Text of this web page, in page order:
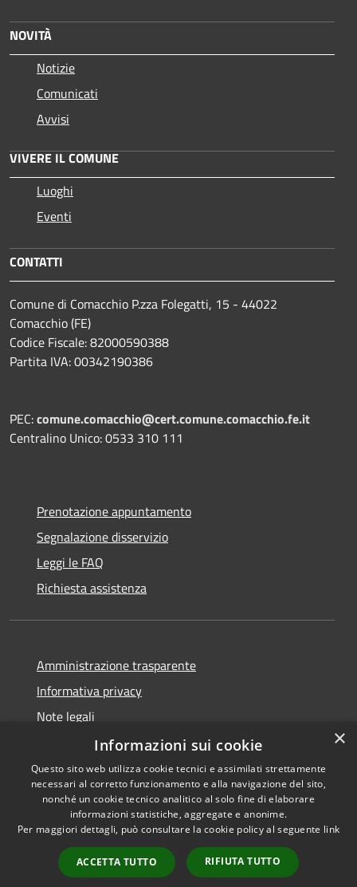
NOVITÀ
Notizie
Comunicati
Avvisi
VIVERE IL COMUNE
Luoghi
Eventi
CONTATTI
Comune di Comacchio P.zza Folegatti, 15 - 44022
Comacchio (FE)
Codice Fiscale: 82000590388
Partita IVA: 00342190386
PEC:comune.comacchio@cert.comune.comacchio.fe.it
Centralino Unico: 0533 310 111
Prenotazione appuntamento
Segnalazione disservizio
Leggi le FAQ
Richiesta assistenza
Amministrazione trasparente
Informativa privacy
Note legali
Dichiarazione di accessibilità
RSS
Accessibilità
Copyright © 2026 • Città di
Comacchio • Powered by
Municipium•
Accesso
redazione
×
Informazioni sui cookie
Questo sito web utilizza cookie tecnici e assimilati strettamente
necessari al corretto funzionamento e alla navigazione del sito,
nonché un cookie tecnico analitico al solo fine di elaborare
informazioni statistiche, aggregate e anonime.
Per maggiori dettagli, può consultare la cookie policy al seguente link
ACCETTA TUTTO RIFIUTA TUTTO